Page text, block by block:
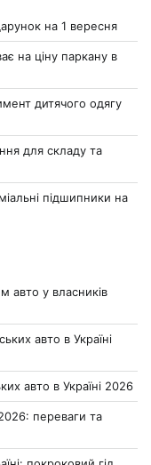
на 1 вересня
на ціну паркану в
дитячого одягу
для складу та
підшипники на
авто у власників
авто в Україні
авто в Україні 2026
2026: переваги та